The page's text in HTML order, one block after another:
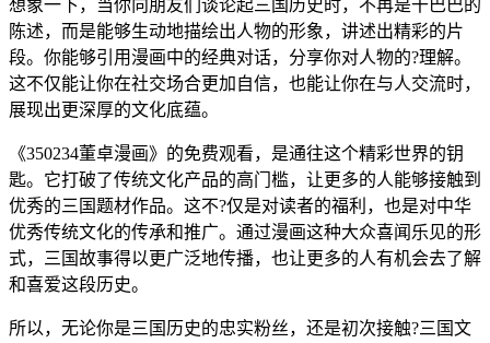
想象一下，当你向朋友们谈论起三国历史时，不再是干巴巴的
陈述，而是能够生动地描绘出人物的形象，讲述出精彩的片
段。你能够引用漫画中的经典对话，分享你对人物的?理解。
这不仅能让你在社交场合更加自信，也能让你在与人交流时，
展现出更深厚的文化底蕴。
《350234董卓漫画》的免费观看，是通往这个精彩世界的钥
匙。它打破了传统文化产品的高门槛，让更多的人能够接触到
优秀的三国题材作品。这不?仅是对读者的福利，也是对中华
优秀传统文化的传承和推广。通过漫画这种大众喜闻乐见的形
式，三国故事得以更广泛地传播，也让更多的人有机会去了解
和喜爱这段历史。
所以，无论你是三国历史的忠实粉丝，还是初次接触?三国文